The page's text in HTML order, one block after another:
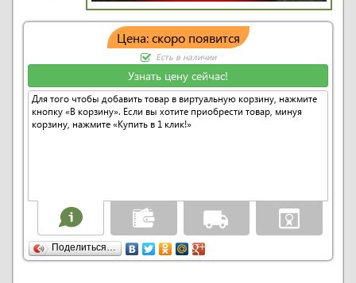
Цена: скоро появится
Есть в наличии
Узнать цену сейчас!
Для того чтобы добавить товар в виртуальную корзину, нажмите
кнопку «В корзину». Если вы хотите приобрести товар, минуя
корзину, нажмите «Купить в 1 клик!»
Поделиться…